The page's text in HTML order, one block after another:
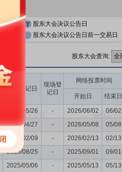
股东大会决议公告日
股东大会决议公告日前一交易日
股东大会查询:
股权登记日
现场登
记日
网络投票时间
开始日 结束日
2026/05/26 - 2026/06/02 06/02
2026/04/27 - 2026/05/08 05/08
2026/02/09 - 2026/02/13 02/13
2025/08/25 - 2025/09/01 09/01
2025/05/06 - 2025/05/13 05/13